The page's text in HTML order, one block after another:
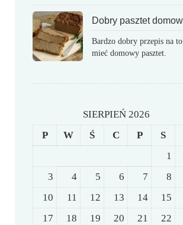
Dobry pasztet
Bardzo dobry przepis na
mieć domowy pasztet.
SIERPIEŃ 2026
P
W Ś C P S
1
3
4 5 6 7 8
10
11 12 13 14 15
17
18 19 20 21 22